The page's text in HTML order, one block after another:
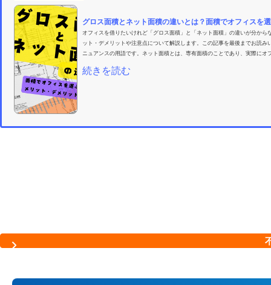
グロス面積とネット面積の違いとは？面積でオフィスを
オフィスを借りたいけれど「グロス面積」と「ネット面積」の違いが分か
ット・デメリットや注意点について解説します。この記事を最後までお読
ニュアンスの用語です。ネット面積とは、専有面積のことであり、実際に
続きを読む